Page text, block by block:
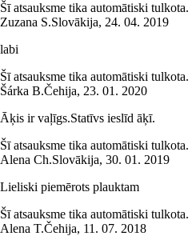
Šī atsauksme tika automātiski tulkota.
Zuzana S.Slovākija, 24. 04. 2019
labi
Šī atsauksme tika automātiski tulkota.
Šárka B.Čehija, 23. 01. 2020
Āķis ir vaļīgs.Statīvs ieslīd āķī.
Šī atsauksme tika automātiski tulkota.
Alena Ch.Slovākija, 30. 01. 2019
Lieliski piemērots plauktam
Šī atsauksme tika automātiski tulkota.
Alena T.Čehija, 11. 07. 2018